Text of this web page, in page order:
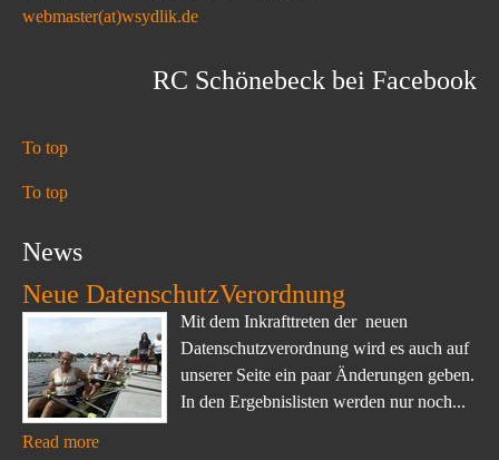
webmaster(at)wsydlik.de
RC Schönebeck bei Facebook
To top
To top
News
Neue DatenschutzVerordnung
Mit dem Inkrafttreten der neuen
Datenschutzverordnung wird es auch auf
unserer Seite ein paar Änderungen geben.
In den Ergebnislisten werden nur noch...
Read more